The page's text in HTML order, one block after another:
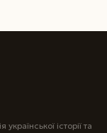
історії та